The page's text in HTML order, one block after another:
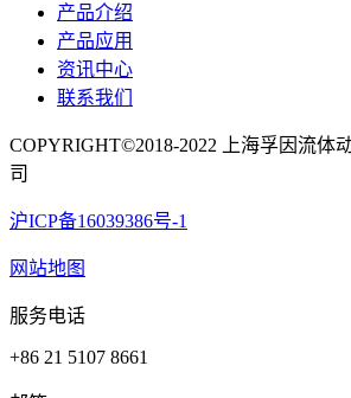
产品介绍
产品应用
资讯中心
联系我们
COPYRIGHT©2018-2022 上海孚因流体
司
沪ICP备16039386号-1
网站地图
服务电话
+86 21 5107 8661